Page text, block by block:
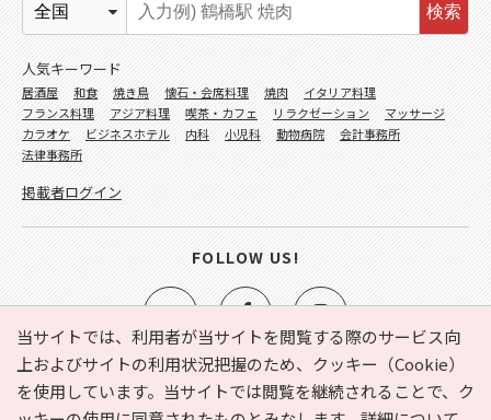
当サイトでは、利用者が当サイトを閲覧する際のサービス向
上およびサイトの利用状況把握のため、クッキー（Cookie）
を使用しています。当サイトでは閲覧を継続されることで、ク
e-NAVITA（イーナビタ）とは？ お気に入り
ヘルプ
検索
人気キーワード
居酒屋 和食 焼き鳥 懐石・会席料理 焼肉
イタリア料理
フランス料理
アジア料理 喫茶・カフェ リラクゼーション
マッサージ
カラオケ
ビジネスホテル 内科 小児科 動物病院
会計事務所
法律事務所
掲載者ログイン
FOLLOW US!